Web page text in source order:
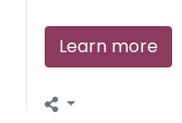
Learn more